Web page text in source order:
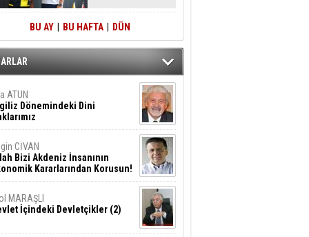
BU AY BU HAFTA DÜN
ATUN
Dönemindeki Dini
CİVAN
Bizi Akdeniz İnsanının
Kararlarından Korusun!
MARAŞLI
İçindeki Devletçikler (2)